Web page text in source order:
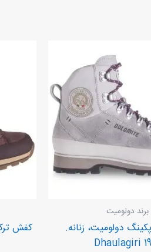
برند دولومیت
دولومیت، زنانه.
Dhaulagiri